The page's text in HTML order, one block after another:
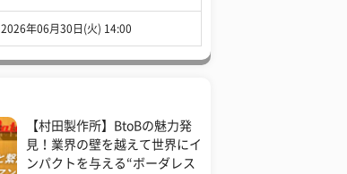
2026年06月30日(火) 14:00
【村田製作所】BtoBの魅力発
見！業界の壁を越えて世界にイ
ンパクトを与える“ボーダレス